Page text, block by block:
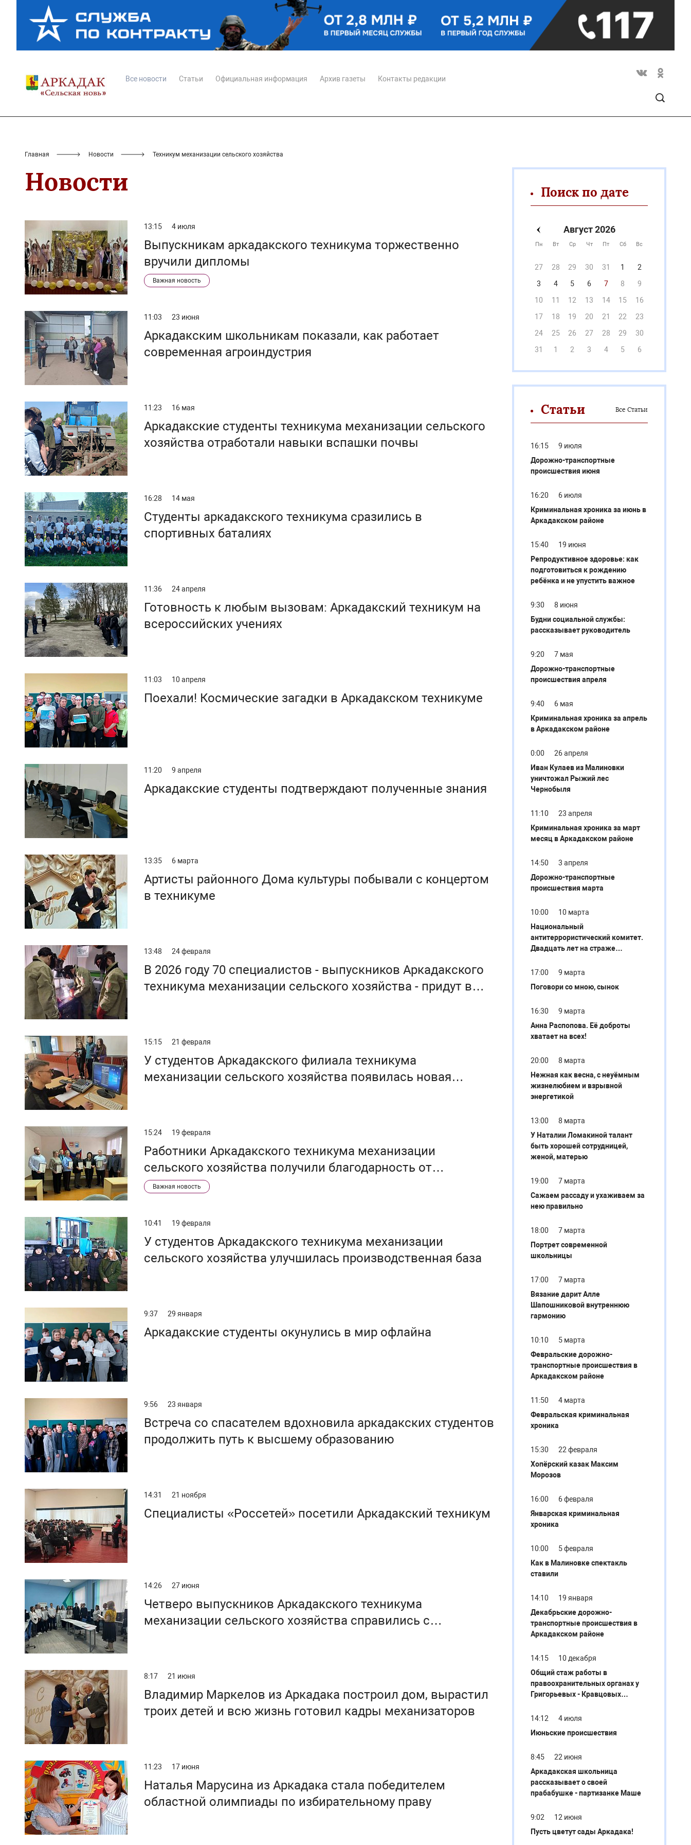
Все новости Статьи Официальная информация Архив газеты Контакты редакции
Главная Новости Техникум механизации сельского хозяйства
Новости
13:15 4 июля
Выпускникам аркадакского техникума торжественно
вручили дипломы
Важная новость
11:03 23 июня
Аркадакским школьникам показали, как работает
современная агроиндустрия
11:23 16 мая
Аркадакские студенты техникума механизации сельского
хозяйства отработали навыки вспашки почвы
16:28 14 мая
Студенты аркадакского техникума сразились в
спортивных баталиях
11:36 24 апреля
Готовность к любым вызовам: Аркадакский техникум на
всероссийских учениях
11:03 10 апреля
Поехали! Космические загадки в Аркадакском техникуме
11:20 9 апреля
Аркадакские студенты подтверждают полученные знания
13:35 6 марта
Артисты районного Дома культуры побывали с концертом
в техникуме
13:48 24 февраля
В 2026 году 70 специалистов - выпускников Аркадакского
техникума механизации сельского хозяйства - придут в
15:15 21 февраля
У студентов Аркадакского филиала техникума
механизации сельского хозяйства появилась новая
15:24 19 февраля
Работники Аркадакского техникума механизации
сельского хозяйства получили благодарность от
председателя областной думы
Важная новость
10:41 19 февраля
У студентов Аркадакского техникума механизации
сельского хозяйства улучшилась производственная база
9:37 29 января
Аркадакские студенты окунулись в мир офлайна
9:56 23 января
Встреча со спасателем вдохновила аркадакских студентов
продолжить путь к высшему образованию
14:31 21 ноября
Специалисты «Россетей» посетили Аркадакский техникум
14:26 27 июня
Четверо выпускников Аркадакского техникума
механизации сельского хозяйства справились с
8:17 21 июня
Владимир Маркелов из Аркадака построил дом, вырастил
троих детей и всю жизнь готовил кадры механизаторов
11:23 17 июня
Наталья Марусина из Аркадака стала победителем
областной олимпиады по избирательному праву
Поиск по дате
Август 2026
Пн Вт Ср Чт Пт Сб Вс
27 28 29 30 31 1
2
3
4 5 6 7 8
9
10
11 12 13 14 15
16
17
18 19 20 21 22
23
24
25 26 27 28 29
30
31
1 2 3 4 5 6
Статьи Все Статьи
16:15
9 июля
Дорожно-транспортные
происшествия июня
16:20
6 июля
Криминальная хроника за июнь в
Аркадакском районе
15:40
19 июня
Репродуктивное здоровье: как
подготовиться к рождению
ребёнка и не упустить важное
9:30
8 июня
Будни социальной службы:
рассказывает руководитель
9:20
7 мая
Дорожно-транспортные
происшествия апреля
9:40
6 мая
Криминальная хроника за апрель
в Аркадакском районе
0:00
26 апреля
Иван Кулаев из Малиновки
уничтожал Рыжий лес
Чернобыля
11:10
23 апреля
Криминальная хроника за март
месяц в Аркадакском районе
14:50
3 апреля
Дорожно-транспортные
происшествия марта
10:00
10 марта
Национальный
антитеррористический комитет.
Двадцать лет на страже
17:00
9 марта
Поговори со мною, сынок
16:30
9 марта
Анна Распопова. Её доброты
хватает на всех!
20:00
8 марта
Нежная как весна, с неуёмным
жизнелюбием и взрывной
энергетикой
13:00
8 марта
У Наталии Ломакиной талант
быть хорошей сотрудницей,
женой, матерью
19:00
7 марта
Сажаем рассаду и ухаживаем за
нею правильно
18:00
7 марта
Портрет современной
школьницы
17:00
7 марта
Вязание дарит Алле
Шапошниковой внутреннюю
гармонию
10:10
5 марта
Февральские дорожно-
транспортные происшествия в
Аркадакском районе
11:50
4 марта
Февральская криминальная
хроника
15:30
22 февраля
Хопёрский казак Максим
Морозов
16:00
6 февраля
Январская криминальная
хроника
10:00
5 февраля
Как в Малиновке спектакль
ставили
14:10
19 января
Декабрьские дорожно-
транспортные происшествия в
Аркадакском районе
14:15
10 декабря
Общий стаж работы в
правоохранительных органах у
Григорьевых - Кравцовых
14:12
4 июля
Июньские происшествия
8:45
22 июня
Аркадакская школьница
рассказывает о своей
прабабушке - партизанке Маше
9:02
12 июня
Пусть цветут сады Аркадака!